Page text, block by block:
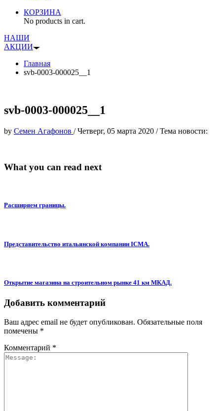
КОРЗИНА
No products in cart.
НАШИ
АКЦИИ
Главная
svb-0003-000025__1
svb-0003-000025__1
by Семен Агафонов /Четверг, 05 марта 2020 /Тема новости:
What you can read next
Расширяем границы.
Представительство итальянской компании ICMA.
Открытие магазина на строительном рынке 41 км МКАД.
Добавить комментарий
Ваш адрес email не будет опубликован. Обязательные поля
помечены *
Комментарий *